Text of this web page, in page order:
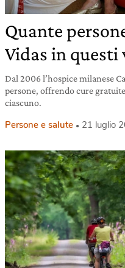
Quante
Vidas in questi
Dal 2006 l’hospice milanese
persone, offrendo cure
ciascuno.
Persone e salute 21 luglio